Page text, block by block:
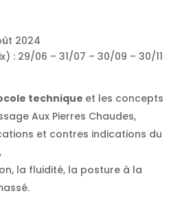
2024
: 29/06 – 31/07 – 30/09 – 30/11
technique et les concepts
Aux Pierres Chaudes,
et contres indications du
la fluidité, la posture à la